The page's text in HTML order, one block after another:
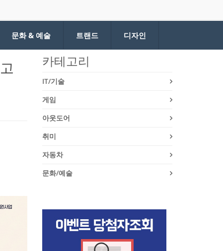
문화 & 예술 트랜드 디자인
카테고리
IT/기술
게임
아웃도어
취미
자동차
문화/예술